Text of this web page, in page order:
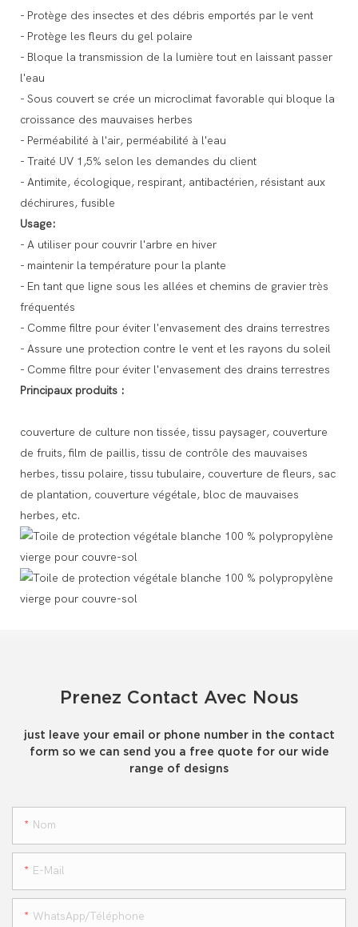
- Protège des insectes et des débris emportés par le vent
- Protège les fleurs du gel polaire
- Bloque la transmission de la lumière tout en laissant passer
l'eau
- Sous couvert se crée un microclimat favorable qui bloque la
croissance des mauvaises herbes
- Perméabilité à l'air, perméabilité à l'eau
- Traité UV 1,5% selon les demandes du client
- Antimite, écologique, respirant, antibactérien, résistant aux
déchirures, fusible
Usage:
- A utiliser pour couvrir l'arbre en hiver
- maintenir la température pour la plante
- En tant que ligne sous les allées et chemins de gravier très
fréquentés
- Comme filtre pour éviter l'envasement des drains terrestres
- Assure une protection contre le vent et les rayons du soleil
- Comme filtre pour éviter l'envasement des drains terrestres
Principaux produits :
couverture de culture non tissée, tissu paysager, couverture
de fruits, film de paillis, tissu de contrôle des mauvaises
herbes, tissu polaire, tissu tubulaire, couverture de fleurs, sac
de plantation, couverture végétale, bloc de mauvaises
herbes, etc.
Prenez Contact Avec Nous
just leave your email or phone number in the contact
form so we can send you a free quote for our wide
range of designs
Nom
E-Mail
WhatsApp/téléphone